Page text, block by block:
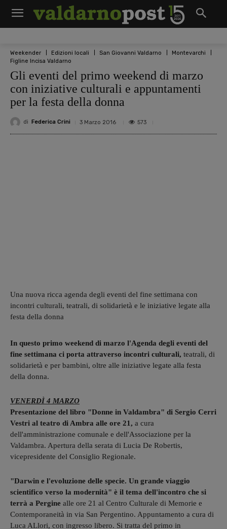
Weekender Edizioni locali San Giovanni Valdarno
Montevarchi
Figline Incisa Valdarno
Gli eventi del primo weekend di marzo
con iniziative culturali e appuntamenti
per la festa della donna
di Federica Crini 3 Marzo 2016 573
Una nuova ricca agenda degli eventi del fine settimana con
incontri culturali, teatrali, di solidarietà e le iniziative legate alla
festa della donna
In questo primo weekend di marzo l'Agenda degli eventi del
fine settimana ci porta attraverso incontri culturali, teatrali, di
solidarietà e per bambini, oltre alle iniziative legate alla festa
della donna.
VENERDÌ 4 MARZO
Presentazione del libro "Donne in Valdambra" di Sergio Cerri
Vestri al teatro di Ambra alle ore 21, a cura
dell'amministrazione comunale e dell'Associazione per la
Valdambra. Apertura della serata di Lucia De Robertis,
vicepresidente del Consiglio Regionale.
"Darwin e l'evoluzione delle specie. Un grande viaggio
scientifico verso la modernità" è il tema dell'incontro che si
terrà a Pergine alle ore 21 al Centro Culturale di Memorie e
Contemporaneità in via San Pergentino. Appuntamento a cura di
Luca ALlori, con ingresso libero. Si tratta del primo in